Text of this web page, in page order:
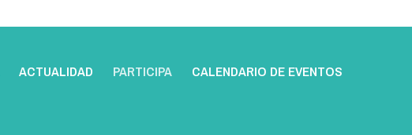
ACTUALIDAD PARTICIPA CALENDARIO DE EVENTOS